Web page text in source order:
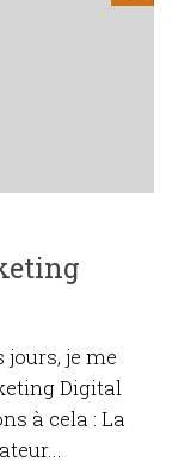
jours, je me
Digital
à cela : La